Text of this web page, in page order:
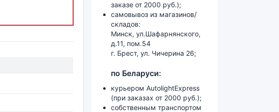
заказе от 2000 руб.);
самовывоз из магазинов/
складов:
Минск, ул.Шафарнянского,
д.11, пом.54
г. Брест, ул. Чичерина 26;
по Беларуси:
курьером AutolightExpress
(при заказах от 2000 руб.);
собственным транспортом